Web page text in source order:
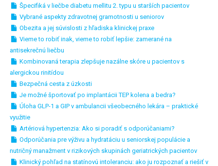
Špecifiká v liečbe diabetu mellitu 2. typu u starších pacientov
Vybrané aspekty zdravotnej gramotnosti u seniorov
Obezita a jej súvislosti z hľadiska klinickej praxe
Vieme to robiť inak, vieme to robiť lepšie: zamerané na
antisekrečnú liečbu
Kombinovaná terapia zlepšuje nazálne skóre u pacientov s
alergickou rinitídou
Bezpečná cesta z úzkosti
Je možné športovať po implantácii TEP kolena a bedra?
Úloha GLP-1 a GIP v ambulancii všeobecného lekára – praktické
využitie
Artériová hypertenzia: Ako si poradiť s odporúčaniami?
Odporúčania pre výživu a hydratáciu u seniorskej populácie a
nutričný manažment v rizikových skupinách geriatrických pacientov
Klinický pohľad na statínovú intoleranciu: ako ju rozpoznať a riešiť v